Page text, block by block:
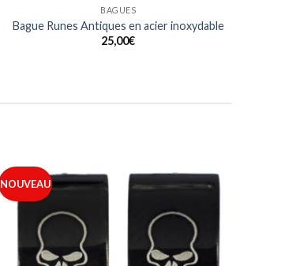
BAGUES
Bague Runes Antiques en acier inoxydable
25,00€
NOUVEAU
Ajouter